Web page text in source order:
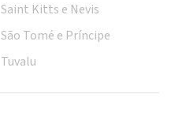
Saint Kitts e Nevis
São Tomé e Príncipe
Tuvalu